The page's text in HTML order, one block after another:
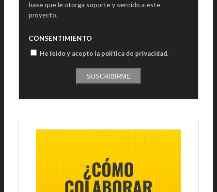
base que le otorga soporte y sentido a este
proyecto.
CONSENTIMIENTO
He leído y acepto la política de privacidad.
SUSCRIBIRME